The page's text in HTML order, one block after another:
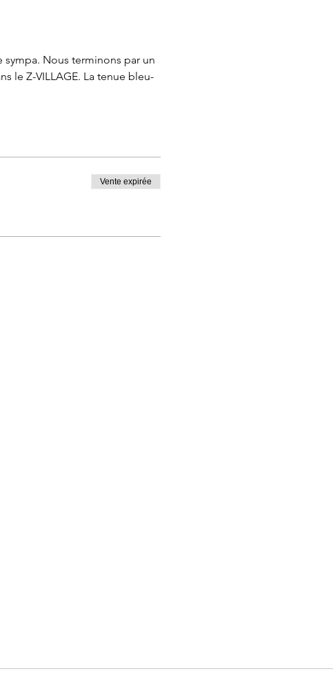
Nous terminons par un
le Z-VILLAGE. La tenue bleu-
Vente expirée